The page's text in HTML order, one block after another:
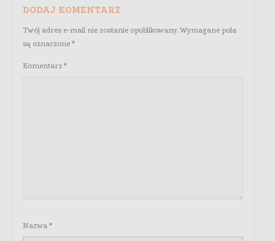
DODAJ KOMENTARZ
Twój adres e-mail nie zostanie opublikowany. Wymagane pola
są oznaczone *
Komentarz *
Nazwa *